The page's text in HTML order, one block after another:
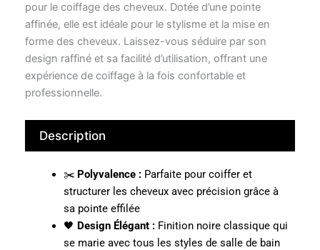
mystique
soie
noir
pour le coiffage des cheveux. Dotée d’une pointe
affinée, elle est idéale pour le stylisme et la mise en
forme des cheveux. Laissez-vous séduire par son
design raffiné et sa facilité d’utilisation, offrant une
expérience de coiffage à la fois confortable et
professionnelle.
Description
✂️ Polyvalence :Parfaite pour coiffer et
structurer les cheveux avec précision grâce à
sa pointe effilée
🖤 Design Élégant :Finition noire classique qui
se marie avec tous les styles de salle de bain